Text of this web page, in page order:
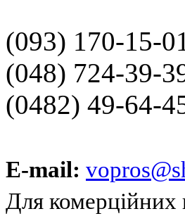
(093) 170-15-01
(048) 724-39-
(0482) 49-64-
E-mail:
Для комерційних